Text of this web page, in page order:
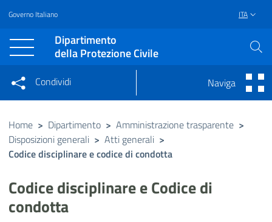
Vai al contenuto principale
Raggiungi il piè di pagina
Governo Italiano ITA
Dipartimento
della Protezione Civile
Condividi su Facebook
Condividi su Twitter
Condividi su LinkedIn
Condividi
Condividi sui social network
Naviga
Home > Dipartimento > Amministrazione trasparente >
Disposizioni generali > Atti generali >
Codice disciplinare e codice di condotta
Codice disciplinare e Codice di
condotta